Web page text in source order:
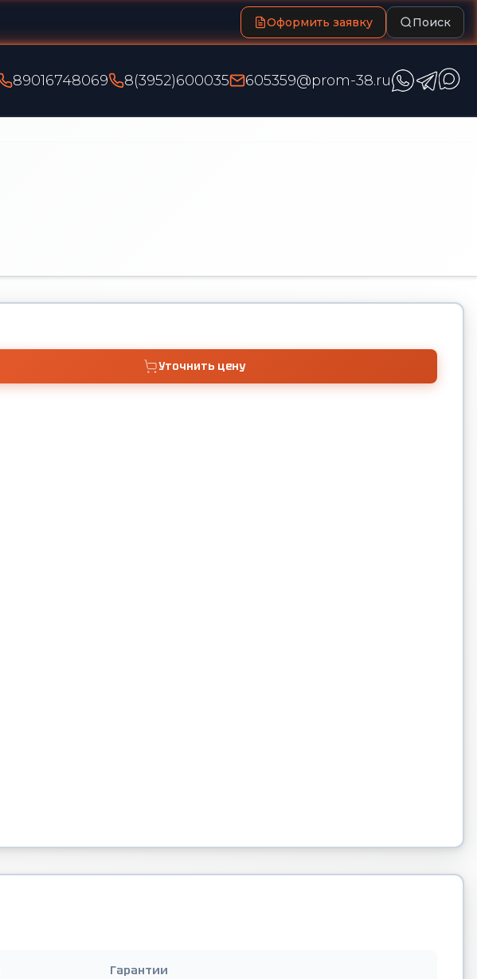
Оформить заявку Поиск
89016748069 8(3952)600035 605359@prom-38.ru
Уточнить цену
Гарантии